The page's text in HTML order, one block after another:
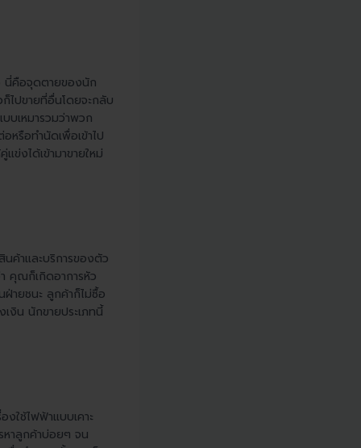
นี่คือจุดตายของนัก
ไปขายที่อื่นโดยจะกลับ
บเหมารวมว่าพวก
รือทำนัดเพื่อเข้าไป
ข่งได้เข้ามาขายใหม่
ค้าและบริการของตัว
คุณก็เกิดอาการหัว
ายชนะ ลูกค้าก็ไม่ซื้อ
งิน นักขายประเภทนี้
ใช้ไฟฟ้าแบบเคาะ
าลูกค้าบ่อยๆ จน